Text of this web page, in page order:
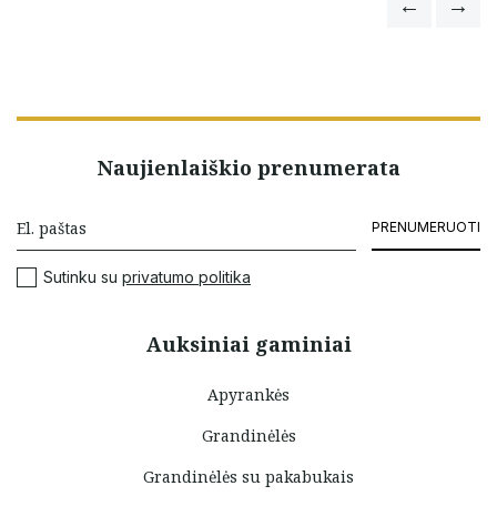
Auksiniai gaminiai
Apyrankės
Grandinėlės
Grandinėlės su pakabukais
Naujienlaiškio prenumerata
PRENUMERUOTI
Sutinku su privatumo politika